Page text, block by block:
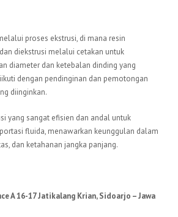
proses ekstrusi, di mana resin
diekstrusi melalui cetakan untuk
diameter dan ketebalan dinding yang
dengan pendinginan dan pemotongan
diinginkan.
yang sangat efisien dan andal untuk
fluida, menawarkan keunggulan dalam
dan ketahanan jangka panjang.
A 16-17 Jatikalang Krian, Sidoarjo – Jawa